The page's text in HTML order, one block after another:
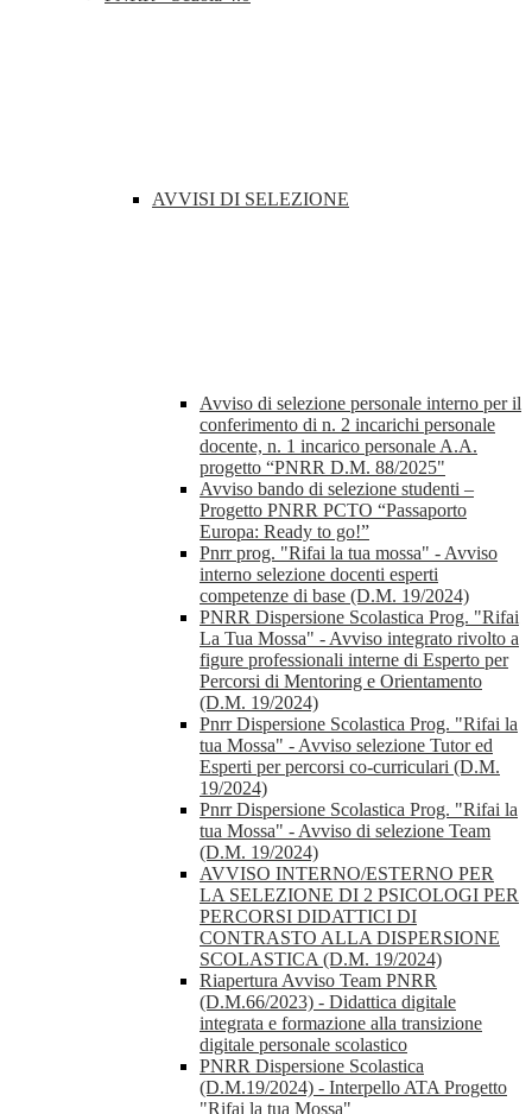
AVVISI DI SELEZIONE
Avviso di selezione personale interno per il
conferimento di n. 2 incarichi personale
docente, n. 1 incarico personale A.A.
progetto “PNRR D.M. 88/2025"
Avviso bando di selezione studenti –
Progetto PNRR PCTO “Passaporto
Europa: Ready to go!”
Pnrr prog. "Rifai la tua mossa" - Avviso
interno selezione docenti esperti
competenze di base (D.M. 19/2024)
PNRR Dispersione Scolastica Prog. "Rifai
La Tua Mossa" - Avviso integrato rivolto a
figure professionali interne di Esperto per
Percorsi di Mentoring e Orientamento
(D.M. 19/2024)
Pnrr Dispersione Scolastica Prog. "Rifai la
tua Mossa" - Avviso selezione Tutor ed
Esperti per percorsi co-curriculari (D.M.
19/2024)
Pnrr Dispersione Scolastica Prog. "Rifai la
tua Mossa" - Avviso di selezione Team
(D.M. 19/2024)
AVVISO INTERNO/ESTERNO PER
LA SELEZIONE DI 2 PSICOLOGI PER
PERCORSI DIDATTICI DI
CONTRASTO ALLA DISPERSIONE
SCOLASTICA (D.M. 19/2024)
Riapertura Avviso Team PNRR
(D.M.66/2023) - Didattica digitale
integrata e formazione alla transizione
digitale personale scolastico
PNRR Dispersione Scolastica
(D.M.19/2024) - Interpello ATA Progetto
"Rifai la tua Mossa"